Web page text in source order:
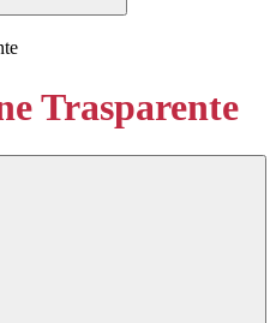
Trasparente